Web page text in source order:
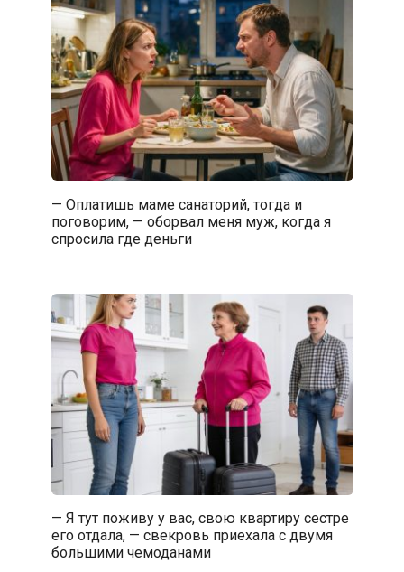
— Оплатишь маме санаторий, тогда и
поговорим, — оборвал меня муж, когда я
спросила где деньги
— Я тут поживу у вас, свою квартиру сестре
его отдала, — свекровь приехала с двумя
большими чемоданами